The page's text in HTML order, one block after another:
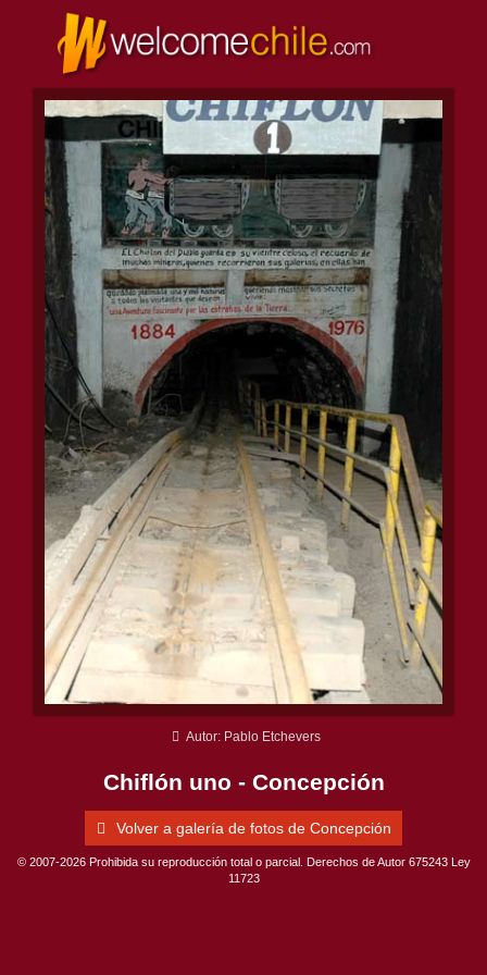
Autor: Pablo Etchevers
Chiflón uno - Concepción
Volver a galería de fotos de Concepción
© 2007-2026 Prohibida su reproducción total o parcial. Derechos de Autor 675243 Ley
11723